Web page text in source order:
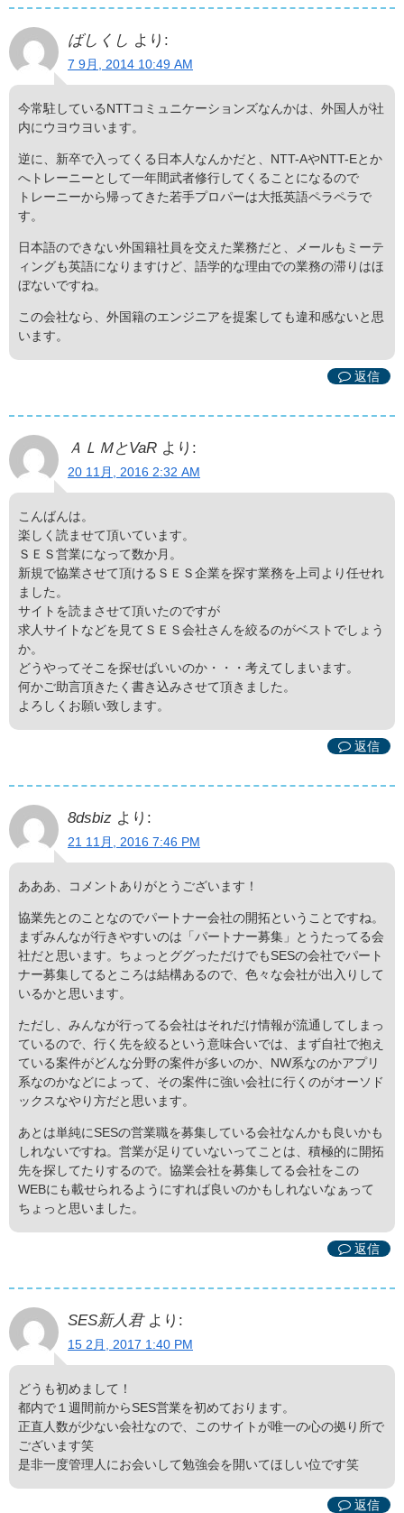
ばしくし より:
7 9月, 2014 10:49 AM
今常駐しているNTTコミュニケーションズなんかは、外国人が社
内にウヨウヨいます。
逆に、新卒で入ってくる日本人なんかだと、NTT-AやNTT-Eとか
へトレーニーとして一年間武者修行してくることになるので
トレーニーから帰ってきた若手プロパーは大抵英語ペラペラで
す。
日本語のできない外国籍社員を交えた業務だと、メールもミーテ
ィングも英語になりますけど、語学的な理由での業務の滞りはほ
ぼないですね。
この会社なら、外国籍のエンジニアを提案しても違和感ないと思
います。
返信
ＡＬＭとVaR より:
20 11月, 2016 2:32 AM
こんばんは。
楽しく読ませて頂いています。
ＳＥＳ営業になって数か月。
新規で協業させて頂けるＳＥＳ企業を探す業務を上司より任せれ
ました。
サイトを読まさせて頂いたのですが
求人サイトなどを見てＳＥＳ会社さんを絞るのがベストでしょう
か。
どうやってそこを探せばいいのか・・・考えてしまいます。
何かご助言頂きたく書き込みさせて頂きました。
よろしくお願い致します。
返信
8dsbiz より:
21 11月, 2016 7:46 PM
あああ、コメントありがとうございます！
協業先とのことなのでパートナー会社の開拓ということですね。
まずみんなが行きやすいのは「パートナー募集」とうたってる会
社だと思います。ちょっとググっただけでもSESの会社でパート
ナー募集してるところは結構あるので、色々な会社が出入りして
いるかと思います。
ただし、みんなが行ってる会社はそれだけ情報が流通してしまっ
ているので、行く先を絞るという意味合いでは、まず自社で抱え
ている案件がどんな分野の案件が多いのか、NW系なのかアプリ
系なのかなどによって、その案件に強い会社に行くのがオーソド
ックスなやり方だと思います。
あとは単純にSESの営業職を募集している会社なんかも良いかも
しれないですね。営業が足りていないってことは、積極的に開拓
先を探してたりするので。協業会社を募集してる会社をこの
WEBにも載せられるようにすれば良いのかもしれないなぁって
ちょっと思いました。
返信
SES新人君 より:
15 2月, 2017 1:40 PM
どうも初めまして！
都内で１週間前からSES営業を初めております。
正直人数が少ない会社なので、このサイトが唯一の心の拠り所で
ございます笑
是非一度管理人にお会いして勉強会を開いてほしい位です笑
返信